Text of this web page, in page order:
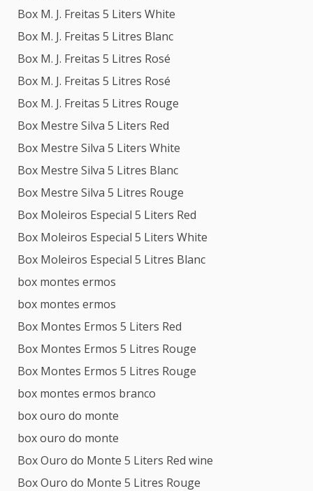
Box M. J. Freitas 5 Liters White
Box M. J. Freitas 5 Litres Blanc
Box M. J. Freitas 5 Litres Rosé
Box M. J. Freitas 5 Litres Rosé
Box M. J. Freitas 5 Litres Rouge
Box Mestre Silva 5 Liters Red
Box Mestre Silva 5 Liters White
Box Mestre Silva 5 Litres Blanc
Box Mestre Silva 5 Litres Rouge
Box Moleiros Especial 5 Liters Red
Box Moleiros Especial 5 Liters White
Box Moleiros Especial 5 Litres Blanc
box montes ermos
box montes ermos
Box Montes Ermos 5 Liters Red
Box Montes Ermos 5 Litres Rouge
Box Montes Ermos 5 Litres Rouge
box montes ermos branco
box ouro do monte
box ouro do monte
Box Ouro do Monte 5 Liters Red wine
Box Ouro do Monte 5 Litres Rouge